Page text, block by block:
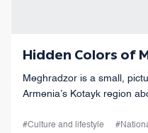
Hidden Colors of
Meghradzor is a small,
Armenia’s Kotayk region
#Culture and lifestyle